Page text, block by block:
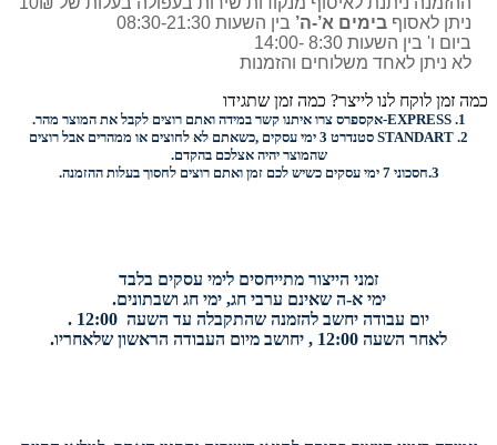
ניתן לאסוף בימים א’-ה’ בין השעות 08:30-21:30
ביום ו' בין השעות 8:30 -14:00
לא ניתן לאחד משלוחים והזמנות
כמה זמן לוקח לנו לייצר? כמה זמן שתגידו
1.
EXPRESS- אקספרס צרו איתנו קשר במידה ואתם רוצים לקבל את המוצר מהר.
2.
STANDART
סטנדרט 3 ימי עסקים ,כשאתם לא לחוצים או ממהרים אבל רוצים
שהמוצר יהיה אצלכם בהקדם.
3. חסכוני7 ימי עסקים כשיש לכם זמן ואתם רוצים לחסוך בעלות ההזמנה.
זמני הייצור מתייחסים לימי עסקים בלבד
ימי א-ה שאינם ערבי חג, ימי חג ושבתונים.
יום עבודה יחשב להזמנה שהתקבלה עד השעה 12:00 .
לאחר השעה 12:00 , יחושב מיום העבודה הראשון שלאחריו.